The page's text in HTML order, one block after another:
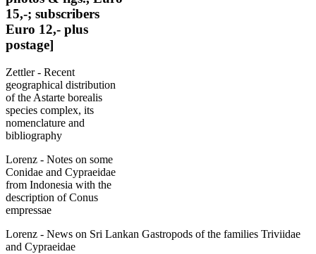
15,-; subscribers
Euro 12,- plus
postage]
Zettler - Recent
geographical distribution
of the Astarte borealis
species complex, its
nomenclature and
bibliography
Lorenz - Notes on some
Conidae and Cypraeidae
from Indonesia with the
description of Conus
empressae
Lorenz - News on Sri Lankan Gastropods of the families Triviidae
and Cypraeidae